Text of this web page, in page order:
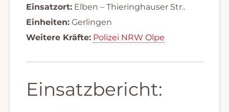
Einsatzort:Elben – Thieringhauser Str..
Einheiten:Gerlingen
Weitere Kräfte: Polizei NRW Olpe
Einsatzbericht: